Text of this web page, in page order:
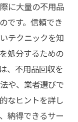
に大量の不用品
です。信頼でき
テクニックを知
処分するための
、不用品回収を
や、業者選びで
なヒントを詳し
納得できるサー